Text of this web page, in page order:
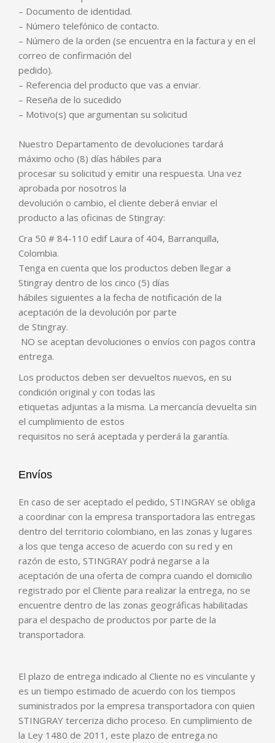
– Documento de identidad.
– Número telefónico de contacto.
– Número de la orden (se encuentra en la factura y en el
correo de confirmación del
pedido).
– Referencia del producto que vas a enviar.
– Reseña de lo sucedido
– Motivo(s) que argumentan su solicitud
Nuestro Departamento de devoluciones tardará
máximo ocho (8) días hábiles para
procesar su solicitud y emitir una respuesta. Una vez
aprobada por nosotros la
devolución o cambio, el cliente deberá enviar el
producto a las oficinas de Stingray:
Cra 50 # 84-110 edif Laura of 404, Barranquilla,
Colombia.
Tenga en cuenta que los productos deben llegar a
Stingray dentro de los cinco (5) días
hábiles siguientes a la fecha de notificación de la
aceptación de la devolución por parte
de Stingray.
NO se aceptan devoluciones o envíos con pagos contra
entrega.
Los productos deben ser devueltos nuevos, en su
condición original y con todas las
etiquetas adjuntas a la misma. La mercancía devuelta sin
el cumplimiento de estos
requisitos no será aceptada y perderá la garantía.
Envíos
En caso de ser aceptado el pedido, STINGRAY se obliga
a coordinar con la empresa transportadora las entregas
dentro del territorio colombiano, en las zonas y lugares
a los que tenga acceso de acuerdo con su red y en
razón de esto, STINGRAY podrá negarse a la
aceptación de una oferta de compra cuando el domicilio
registrado por el Cliente para realizar la entrega, no se
encuentre dentro de las zonas geográficas habilitadas
para el despacho de productos por parte de la
transportadora.
El plazo de entrega indicado al Cliente no es vinculante y
es un tiempo estimado de acuerdo con los tiempos
suministrados por la empresa transportadora con quien
STINGRAY terceriza dicho proceso. En cumplimiento de
la Ley 1480 de 2011, este plazo de entrega no